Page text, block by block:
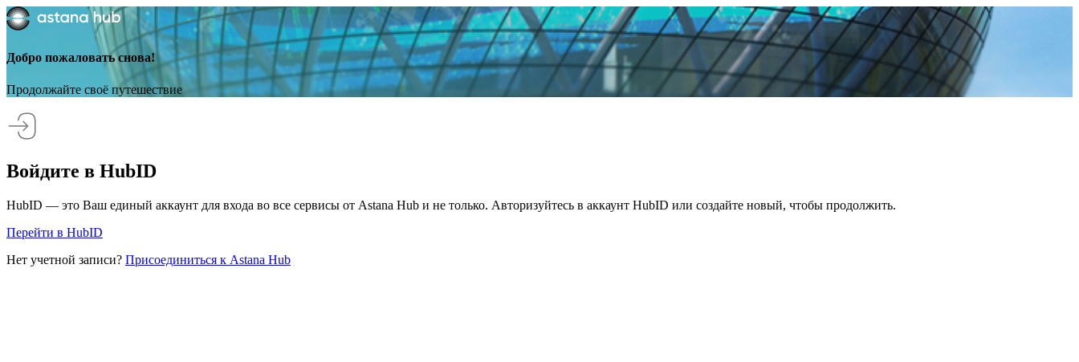
Добро пожаловать снова!
Продолжайте своё путешествие
Войдите в HubID
HubID — это Ваш единый аккаунт для входа во все сервисы от Astana Hub и не только. Авторизуйтесь в аккаунт HubID или создайте новый, чтобы продолжить.
Перейти в HubID
Нет учетной записи? Присоединиться к Astana Hub